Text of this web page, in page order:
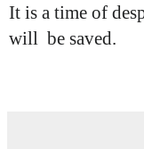
It is a time of
will be saved.